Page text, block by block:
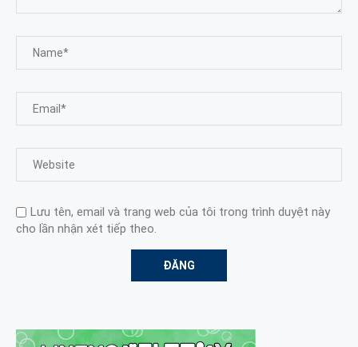
Lưu tên, email và trang web của tôi trong trình duyệt này
cho lần nhận xét tiếp theo.